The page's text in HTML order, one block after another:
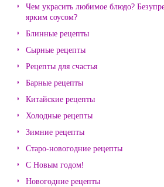
Чем украсить любимое блюдо?
ярким соусом?
Блинные рецепты
Сырные рецепты
Рецепты для счастья
Барные рецепты
Китайские рецепты
Холодные рецепты
Зимние рецепты
Старо-новогодние рецепты
С Новым годом!
Новогодние рецепты